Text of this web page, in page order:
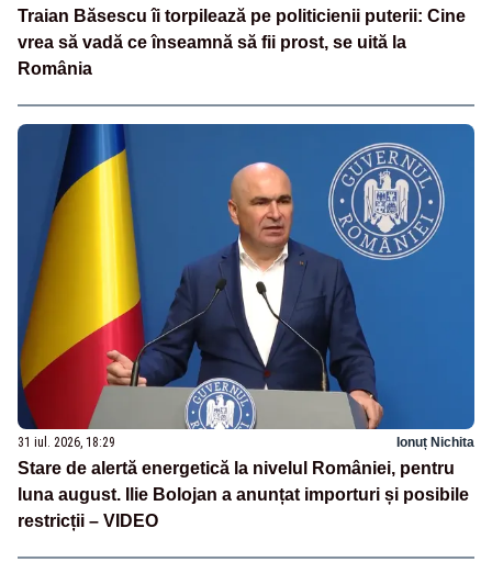
Traian Băsescu îi torpilează pe politicienii puterii: Cine
vrea să vadă ce înseamnă să fii prost, se uită la
România
31 iul. 2026, 18:29 Ionuț Nichita
Stare de alertă energetică la nivelul României, pentru
luna august. Ilie Bolojan a anunțat importuri și posibile
restricții – VIDEO